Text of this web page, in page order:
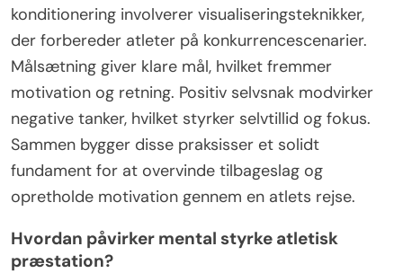
konditionering involverer visualiseringsteknikker,
der forbereder atleter på konkurrencescenarier.
Målsætning giver klare mål, hvilket fremmer
motivation og retning. Positiv selvsnak modvirker
negative tanker, hvilket styrker selvtillid og fokus.
Sammen bygger disse praksisser et solidt
fundament for at overvinde tilbageslag og
opretholde motivation gennem en atlets rejse.
Hvordan påvirker mental styrke atletisk
præstation?